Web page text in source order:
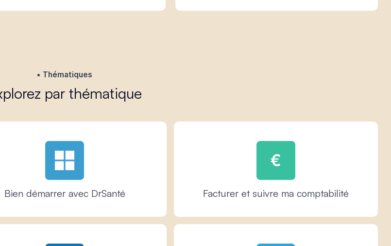
Thématiques
par thématique
Bien démarrer avec DrSanté Facturer et suivre ma comptabilité